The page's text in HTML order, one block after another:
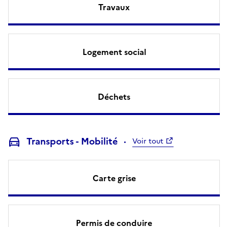
Travaux
Logement social
Déchets
Transports - Mobilité Voir tout
Carte grise
Permis de conduire